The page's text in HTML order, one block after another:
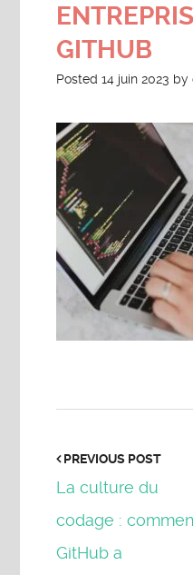
GITHUB
Posted14 juin 2023 by
PREVIOUS POST
La culture du
codage :
GitHub a